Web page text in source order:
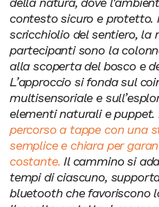
contesto sicuro e protetto.
scricchiolio del sentiero, la
partecipanti sono la
alla scoperta del bosco e
L’approccio si fonda sul
multisensoriale e
elementi naturali e puppet.
percorso a tappe con una
semplice e chiara per
costante.Il cammino si
tempi di ciascuno,
bluetooth che favoriscono